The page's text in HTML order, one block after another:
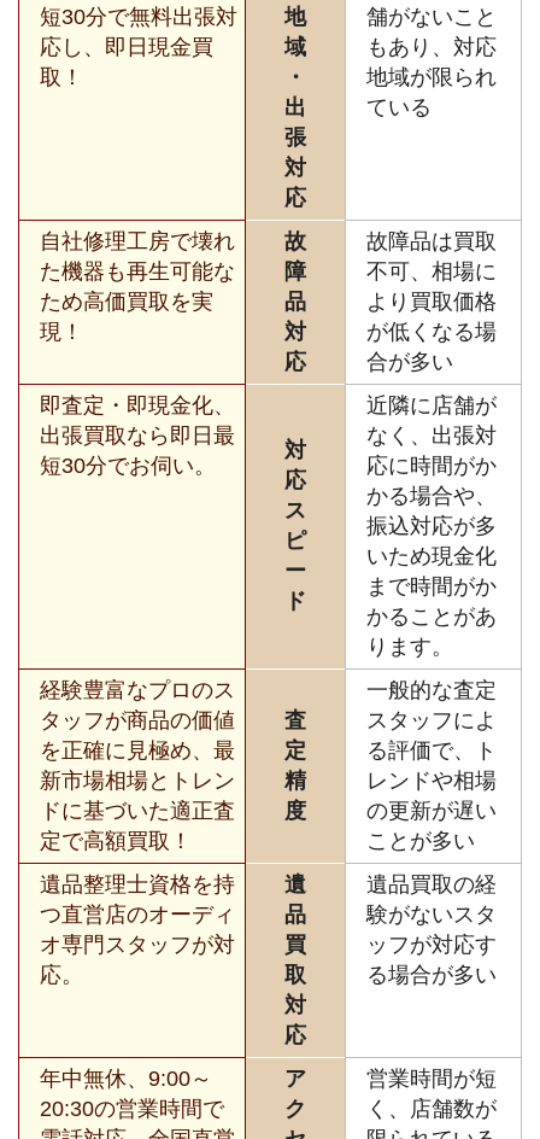
短30分で無料出張対
応し、即日現金買
取！
地
域
・
出
張
対
応
舗がないこと
もあり、対応
地域が限られ
ている
自社修理工房で壊れ
た機器も再生可能な
ため高価買取を実
現！
故
障
品
対
応
故障品は買取
不可、相場に
より買取価格
が低くなる場
合が多い
即査定・即現金化、
出張買取なら即日最
短30分でお伺い。
対
応
ス
ピ
ー
ド
近隣に店舗が
なく、出張対
応に時間がか
かる場合や、
振込対応が多
いため現金化
まで時間がか
かることがあ
ります。
経験豊富なプロのス
タッフが商品の価値
を正確に見極め、最
新市場相場とトレン
ドに基づいた適正査
定で高額買取！
査
定
精
度
一般的な査定
スタッフによ
る評価で、ト
レンドや相場
の更新が遅い
ことが多い
遺品整理士資格を持
つ直営店のオーディ
オ専門スタッフが対
応。
遺
品
買
取
対
応
遺品買取の経
験がないスタ
ッフが対応す
る場合が多い
年中無休、9:00～
20:30の営業時間で
ア
ク
営業時間が短
く、店舗数が